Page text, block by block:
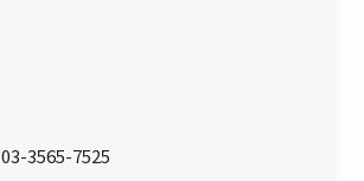
03-3565-7525